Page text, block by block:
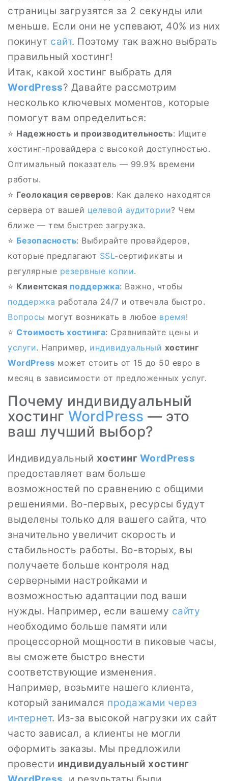
страницы загрузятся за 2 секунды или
меньше. Если они не успевают, 40% из них
покинут сайт. Поэтому так важно выбрать
правильный хостинг!
Итак, какой хостинг выбрать для
WordPress? Давайте рассмотрим
несколько ключевых моментов, которые
помогут вам определиться:
⭐ Надежность и производительность: Ищите
хостинг-провайдера с высокой доступностью.
Оптимальный показатель — 99.9% времени
работы.
⭐ Геолокация серверов: Как далеко находятся
сервера от вашей целевой аудитории? Чем
ближе — тем быстрее загрузка.
⭐️ Безопасность: Выбирайте провайдеров,
которые предлагают SSL-сертификаты и
регулярные резервные копии.
⭐ Клиентская поддержка: Важно, чтобы
поддержка работала 24/7 и отвечала быстро.
Вопросы могут возникать в любое время!
⭐ Стоимость хостинга: Сравнивайте цены и
услуги. Например, индивидуальный хостинг
WordPress может стоить от 15 до 50 евро в
месяц в зависимости от предложенных услуг.
Почему индивидуальный
хостинг WordPress — это
ваш лучший выбор?
Индивидуальный хостинг WordPress
предоставляет вам больше
возможностей по сравнению с общими
решениями. Во-первых, ресурсы будут
выделены только для вашего сайта, что
значительно увеличит скорость и
стабильность работы. Во-вторых, вы
получаете больше контроля над
серверными настройками и
возможностью адаптации под ваши
нужды. Например, если вашему сайту
необходимо больше памяти или
процессорной мощности в пиковые часы,
вы сможете быстро внести
соответствующие изменения.
Например, возьмите нашего клиента,
который занимался продажами через
интернет. Из-за высокой нагрузки их сайт
часто зависал, а клиенты не могли
оформить заказы. Мы предложили
провести индивидуальный хостинг